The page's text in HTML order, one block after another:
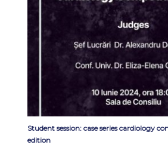
Student session: case series cardiology
edition